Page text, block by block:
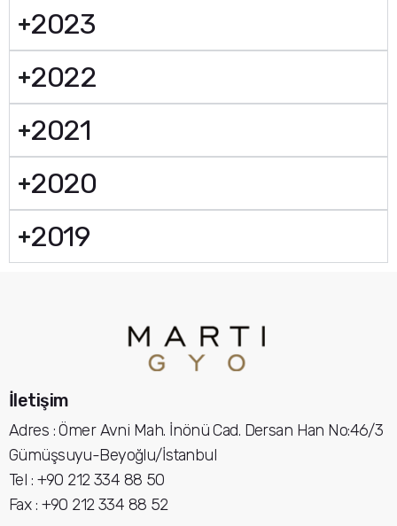
2023
2022
2021
2020
2019
İletişim
Adres : Ömer Avni Mah. İnönü Cad. Dersan Han No:46/3
Gümüşsuyu-Beyoğlu/İstanbul
Tel : +90 212 334 88 50
Fax : +90 212 334 88 52